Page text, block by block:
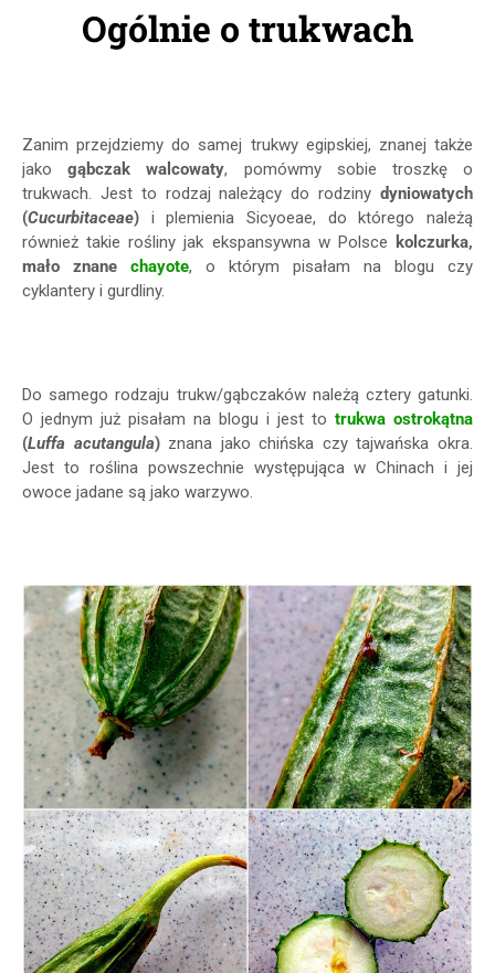
Ogólnie o trukwach
Zanim przejdziemy do samej trukwy egipskiej, znanej także
jakogąbczak walcowaty, pomówmy sobie troszkę o
trukwach. Jest to rodzaj należący do rodziny dyniowatych
(Cucurbitaceae) i plemienia Sicyoeae, do którego należą
również takie rośliny jak ekspansywna w Polsce
kolczurka,
mało znane chayote, o którym pisałam na blogu czy
cyklantery i gurdliny.
Do samego rodzaju trukw/gąbczaków należą cztery gatunki.
O jednym już pisałam na blogu i jest to trukwa ostrokątna
(Luffa acutangula) znana jako chińska czy tajwańska okra.
Jest to roślina powszechnie występująca w Chinach i jej
owoce jadane są jako warzywo.